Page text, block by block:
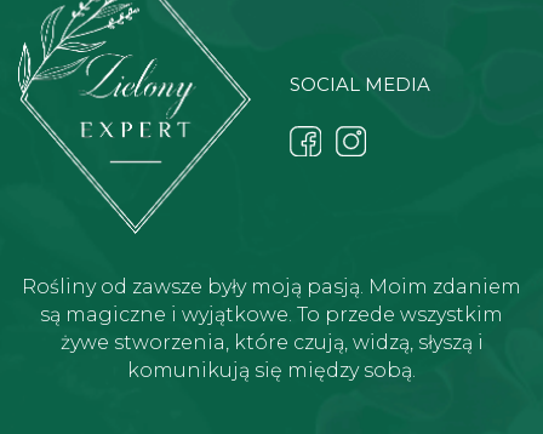
SOCIAL MEDIA
Rośliny od zawsze były moją pasją. Moim zdaniem
są magiczne i wyjątkowe. To przede wszystkim
żywe stworzenia, które czują, widzą, słyszą i
komunikują się między sobą.